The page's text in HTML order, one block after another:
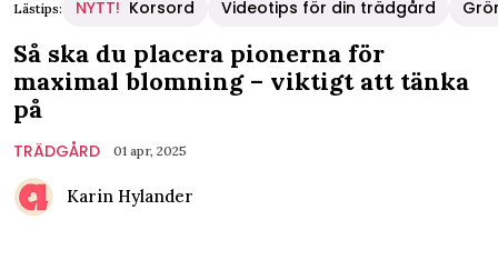
Lästips: NYTT! Korsord Videotips för din trädgård
Så ska du placera pionerna för
maximal blomning – viktigt att tänka
på
TRÄDGÅRD 01 apr, 2025
Karin Hylander